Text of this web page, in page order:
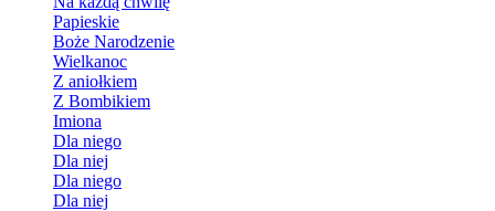
Papieskie
Boże Narodzenie
Wielkanoc
Z aniołkiem
Z Bombikiem
Imiona
Dla niego
Dla niej
Dla niego
Dla niej